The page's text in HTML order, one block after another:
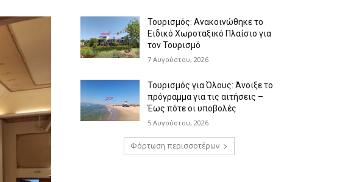
Τουρισμός: Ανακοινώθηκε το
Ειδικό Χωροταξικό Πλαίσιο για
τον Τουρισμό
7 Αυγούστου, 2026
Τουρισμός για Όλους: Άνοιξε το
πρόγραμμα για τις αιτήσεις –
Έως πότε οι υποβολές
5 Αυγούστου, 2026
Φόρτωση περισσοτέρων